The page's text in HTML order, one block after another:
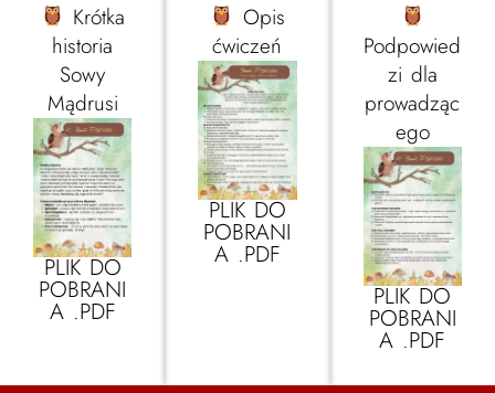
Krótka
historia
Sowy
Mądrusi
PLIK DO
POBRANI
A .PDF
Opis
ćwiczeń
PLIK DO
POBRANI
A .PDF
Podpowied
zi dla
prowadząc
ego
PLIK DO
POBRANI
A .PDF